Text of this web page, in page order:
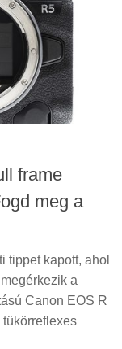
frame
meg a
tippet kapott, ahol
a
Canon EOS R